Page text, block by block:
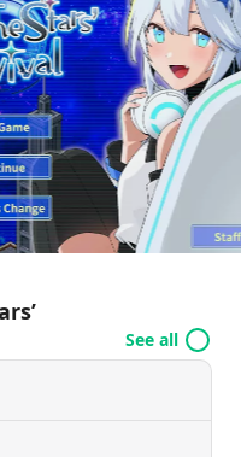
แคลนดาวเด่นของมัน
ยงและฟื้นคืนดาวให้กลับ
ที่เต็มไปด้วยอารมณ์และ
See all